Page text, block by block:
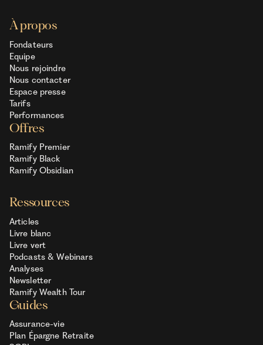
À propos
Fondateurs
Equipe
Nous rejoindre
Nous contacter
Espace presse
Tarifs
Performances
Offres
Ramify Premier
Ramify Black
Ramify Obsidian
Ressources
Articles
Livre blanc
Livre vert
Podcasts & Webinars
Analyses
Newsletter
Ramify Wealth Tour
Guides
Assurance-vie
Plan Épargne Retraite